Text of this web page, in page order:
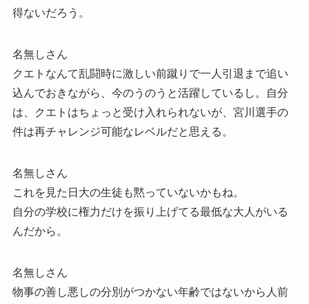
得ないだろう。
名無しさん
クエトなんて乱闘時に激しい前蹴りで一人引退まで追い
込んでおきながら、今のうのうと活躍しているし。自分
は、クエトはちょっと受け入れられないが、宮川選手の
件は再チャレンジ可能なレベルだと思える。
名無しさん
これを見た日大の生徒も黙っていないかもね。
自分の学校に権力だけを振り上げてる最低な大人がいる
んだから。
名無しさん
物事の善し悪しの分別がつかない年齢ではないから人前